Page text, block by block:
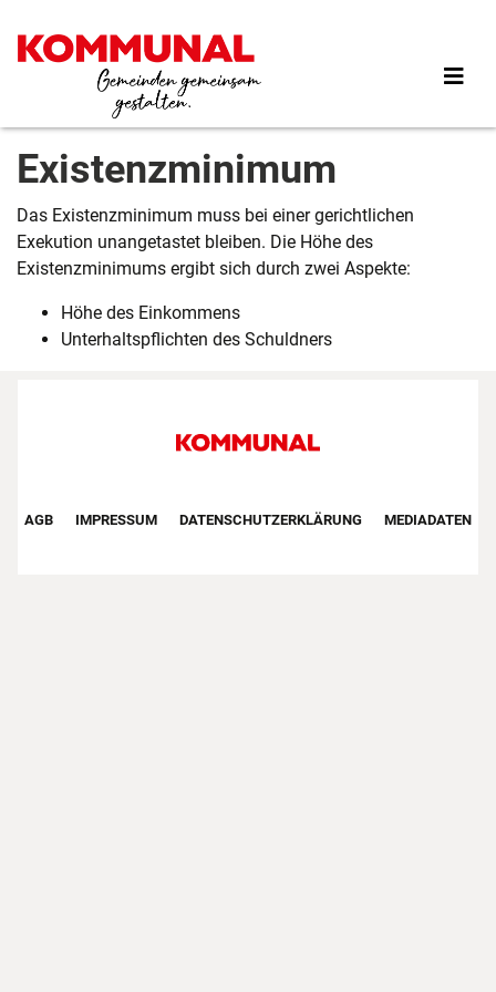
Inhalt
Existenzminimum
Das Existenzminimum muss bei einer gerichtlichen
Exekution unangetastet bleiben. Die Höhe des
Existenzminimums ergibt sich durch zwei Aspekte:
Höhe des Einkommens
Unterhaltspflichten des Schuldners
Footer First Navigation
AGB IMPRESSUM DATENSCHUTZERKLÄRUNG MEDIADATEN